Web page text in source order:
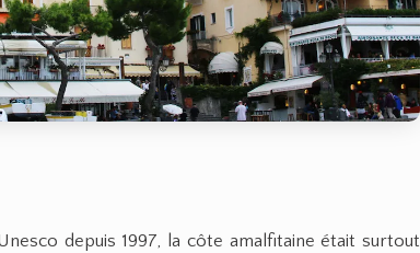
depuis 1997, la côte amalfitaine était surtout